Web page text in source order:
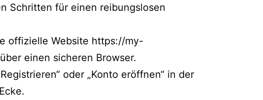
Schritten für einen reibungslosen
offizielle Website https://my-
einen sicheren Browser.
oder „Konto eröffnen“ in der